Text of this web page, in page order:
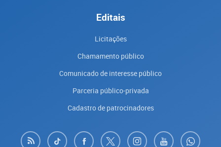
Editais
Licitações
Chamamento público
Comunicado de interesse público
Parceria público-privada
Cadastro de patrocinadores